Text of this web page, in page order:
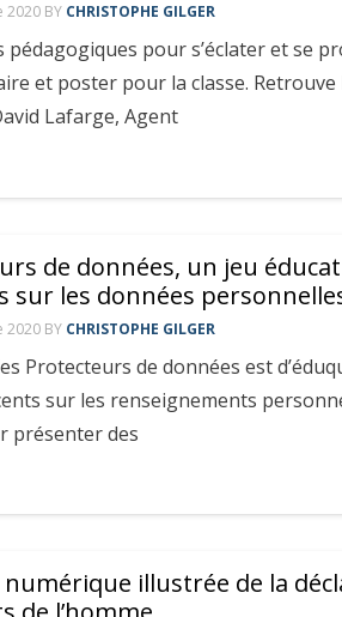
2020 BY CHRISTOPHE GILGER
pédagogiques pour s’éclater et se
et poster pour la classe. Retrouve
Lafarge, Agent
de données, un jeu
sur les données
2020 BY CHRISTOPHE GILGER
Protecteurs de données est
sur les renseignements
présenter des
numérique illustrée de la